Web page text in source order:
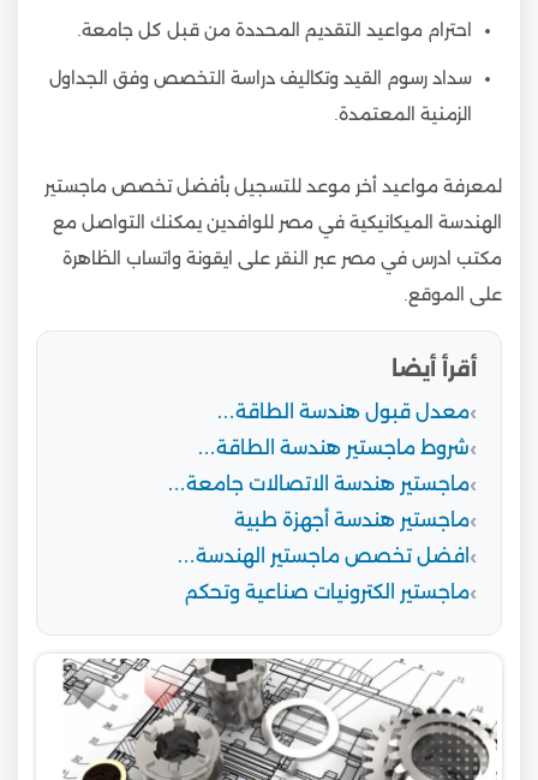
احترام مواعيد التقديم المحددة من قبل كل جامعة.
سداد رسوم القيد وتكاليف دراسة التخصص وفق الجداول
الزمنية المعتمدة.
لمعرفة مواعيد أخر موعد للتسجيل بأفضل تخصص ماجستير
الهندسة الميكانيكية في مصر للوافدين يمكنك التواصل مع
مكتب ادرس في مصر عبر النقر على ايقونة واتساب الظاهرة
على الموقع.
أقرأ أيضا
معدل قبول هندسة الطاقة…
شروط ماجستير هندسة الطاقة…
ماجستير هندسة الاتصالات جامعة…
ماجستير هندسة أجهزة طبية
افضل تخصص ماجستير الهندسة…
ماجستير الكترونيات صناعية وتحكم